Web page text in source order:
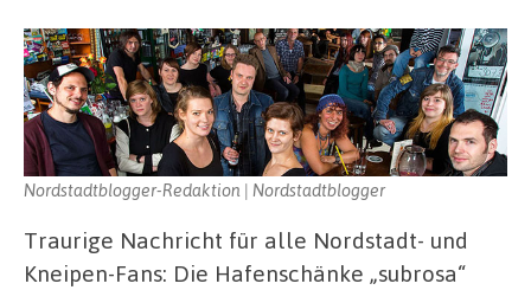
Nordstadtblogger-Redaktion | Nordstadtblogger
Traurige Nachricht für alle Nordstadt- und
Kneipen-Fans: Die Hafenschänke „subrosa“